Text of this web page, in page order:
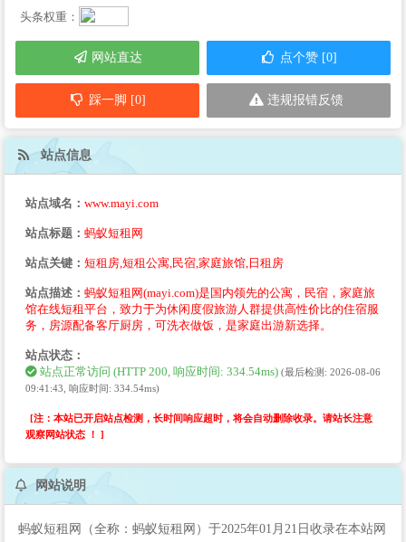
头条权重：
网站直达 点个赞 [0]
踩一脚 [0] 违规报错反馈
站点信息
站点域名： www.mayi.com
站点标题： 蚂蚁短租网
站点关键： 短租房,短租公寓,民宿,家庭旅馆,日租房
站点描述： 蚂蚁短租网(mayi.com)是国内领先的公寓，民宿，家庭旅
馆在线短租平台，致力于为休闲度假旅游人群提供高性价比的住宿服
务，房源配备客厅厨房，可洗衣做饭，是家庭出游新选择。
站点状态：
站点正常访问 (HTTP 200, 响应时间: 334.54ms) (最后检测: 2026-08-06
09:41:43, 响应时间: 334.54ms)
[注：本站已开启站点检测，长时间响应超时，将会自动删除收录。请站长注意
观察网站状态 ！ ]
网站说明
蚂蚁短租网（全称：蚂蚁短租网）于2025年01月21日收录在本站网